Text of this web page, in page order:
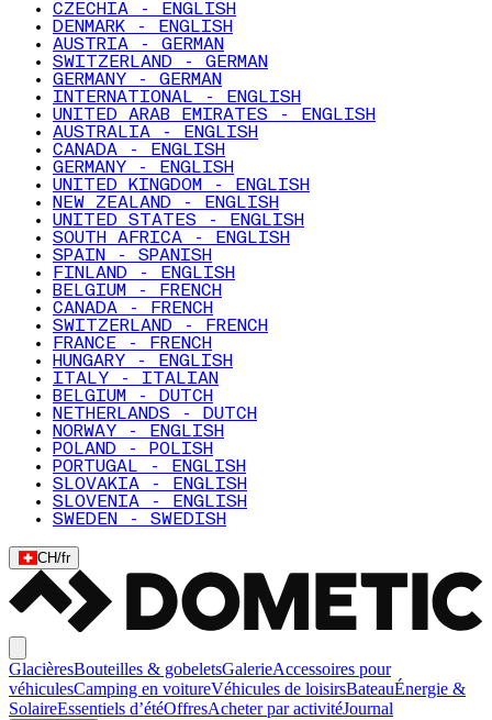
CZECHIA - ENGLISH
DENMARK - ENGLISH
AUSTRIA - GERMAN
SWITZERLAND - GERMAN
GERMANY - GERMAN
INTERNATIONAL - ENGLISH
UNITED ARAB EMIRATES - ENGLISH
AUSTRALIA - ENGLISH
CANADA - ENGLISH
GERMANY - ENGLISH
UNITED KINGDOM - ENGLISH
NEW ZEALAND - ENGLISH
UNITED STATES - ENGLISH
SOUTH AFRICA - ENGLISH
SPAIN - SPANISH
FINLAND - ENGLISH
BELGIUM - FRENCH
CANADA - FRENCH
SWITZERLAND - FRENCH
FRANCE - FRENCH
HUNGARY - ENGLISH
ITALY - ITALIAN
BELGIUM - DUTCH
NETHERLANDS - DUTCH
NORWAY - ENGLISH
POLAND - POLISH
PORTUGAL - ENGLISH
SLOVAKIA - ENGLISH
SLOVENIA - ENGLISH
SWEDEN - SWEDISH
CH/fr
GlacièresBouteilles & gobeletsGalerieAccessoires pour
véhiculesCamping en voitureVéhicules de loisirsBateauÉnergie &
SolaireEssentiels d’étéOffresAcheter par activitéJournal